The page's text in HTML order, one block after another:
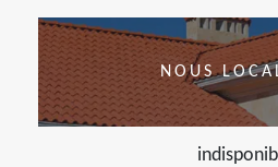
NOUS